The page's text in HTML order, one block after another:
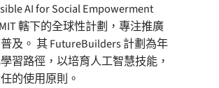
AI for Social Empowerment
轄下的全球性計劃，專注推廣
及。 其 FutureBuilders 計劃為年
習路徑，以培育人工智慧技能，
的使用原則。